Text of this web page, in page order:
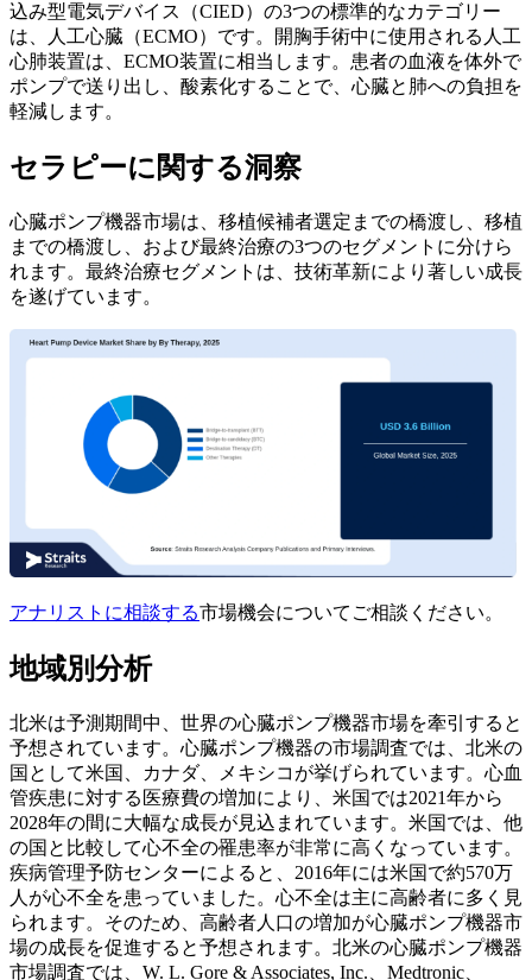
込み型電気デバイス（CIED）の3つの標準的なカテゴリー
は、人工心臓（ECMO）です。開胸手術中に使用される人工
心肺装置は、ECMO装置に相当します。患者の血液を体外で
ポンプで送り出し、酸素化することで、心臓と肺への負担を
軽減します。
セラピーに関する洞察
心臓ポンプ機器市場は、移植候補者選定までの橋渡し、移植
までの橋渡し、および最終治療の3つのセグメントに分けら
れます。最終治療セグメントは、技術革新により著しい成長
を遂げています。
アナリストに相談する市場機会についてご相談ください。
地域別分析
北米は予測期間中、世界の心臓ポンプ機器市場を牽引すると
予想されています。心臓ポンプ機器の市場調査では、北米の
国として米国、カナダ、メキシコが挙げられています。心血
管疾患に対する医療費の増加により、米国では2021年から
2028年の間に大幅な成長が見込まれています。米国では、他
の国と比較して心不全の罹患率が非常に高くなっています。
疾病管理予防センターによると、2016年には米国で約570万
人が心不全を患っていました。心不全は主に高齢者に多く見
られます。そのため、高齢者人口の増加が心臓ポンプ機器市
場の成長を促進すると予想されます。北米の心臓ポンプ機器
市場調査では、W. L. Gore & Associates, Inc.、Medtronic、